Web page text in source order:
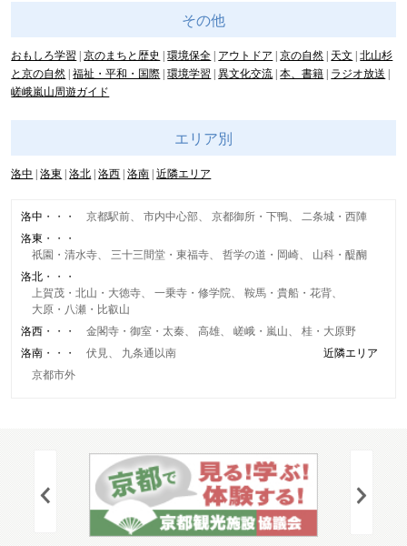
その他
おもしろ学習 京のまちと歴史 環境保全 アウトドア 京の自然 天文
北山杉
と京の自然 福祉・平和・国際 環境学習 異文化交流 本、書籍
ラジオ放送
嵯峨嵐山周遊ガイド
エリア別
洛中 洛東 洛北 洛西 洛南 近隣エリア
洛中 京都駅前 市内中心部 京都御所・下鴨
二条城・西陣
洛東
祇園・清水寺
三十三間堂・東福寺 哲学の道・岡崎
山科・醍醐
洛北
上賀茂・北山・大徳寺
一乗寺・修学院
鞍馬・貴船・花背
大原・八瀬・比叡山
洛西
金閣寺・御室・太秦 高雄 嵯峨・嵐山
桂・大原野
洛南
伏見 九条通以南
近隣エリア
京都市外